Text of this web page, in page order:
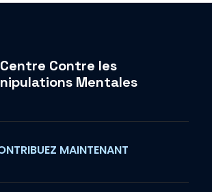
Centre Contre les
Mentales
MAINTENANT